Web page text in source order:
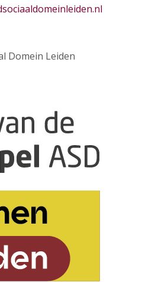
Domein Leiden